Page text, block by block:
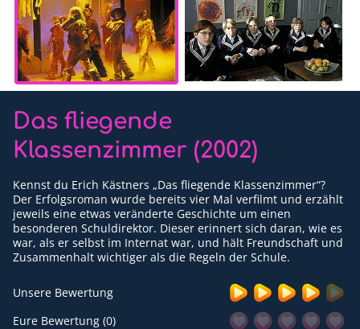
Für Erwachsene
Redaktion
Downloads
Partner
Presse
Kontakt
Impressum
Datenschutzerklärung
Das fliegende
Klassenzimmer (2002)
Kennst du Erich Kästners „Das fliegende Klassenzimmer“?
Der Erfolgsroman wurde bereits vier Mal verfilmt und erzählt
jeweils eine etwas veränderte Geschichte um einen
besonderen Schuldirektor. Dieser erinnert sich daran, wie es
war, als er selbst im Internat war, und hält Freundschaft und
Zusammenhalt wichtiger als die Regeln der Schule.
Unsere Bewertung
Eure Bewertung (0)